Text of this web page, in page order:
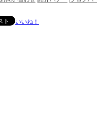
いいね！